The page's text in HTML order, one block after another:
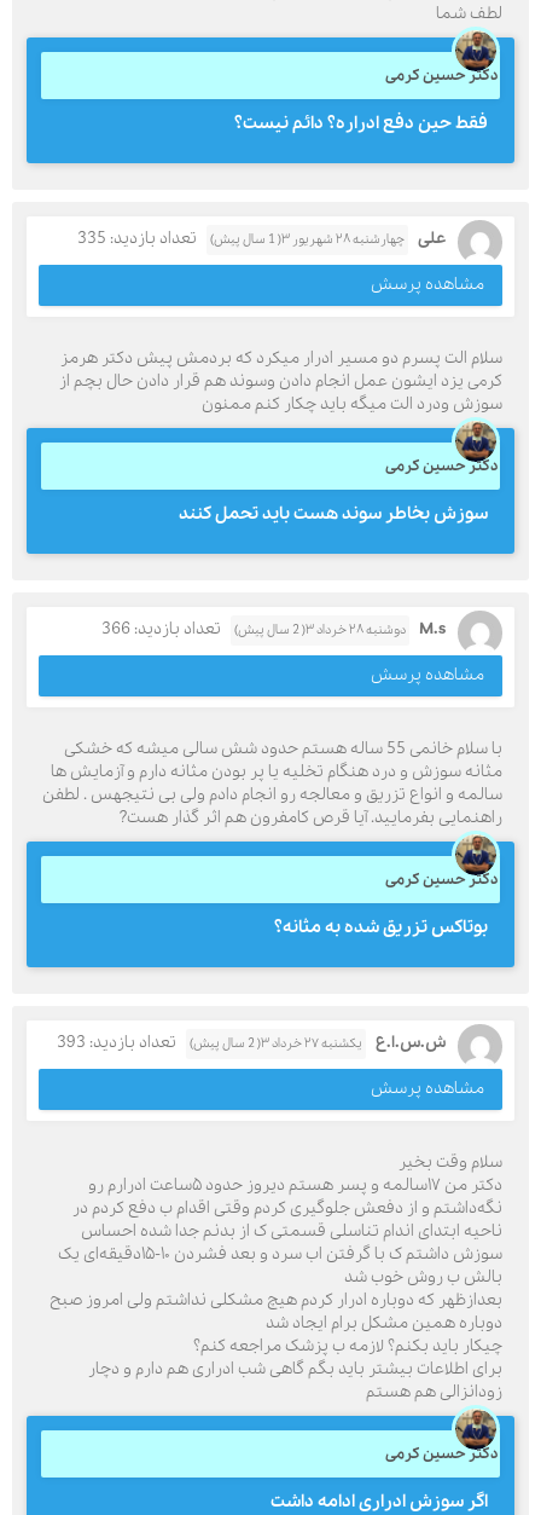
لطف شما
دکتر حسین کرمی
فقط حین دفع ادراره؟ دائم نیست؟
علی چهارشنبه ۲۸ شهریور ۳( 1 سال پیش)
تعداد بازدید: 335
مشاهده پرسش
سلام الت پسرم دو مسیر ادرار میکرد که بردمش پیش دکتر هرمز
کرمی یزد ایشون عمل انجام دادن وسوند هم قرار دادن حال بچم از
سوزش ودرد الت میگه باید چکار کنم ممنون
دکتر حسین کرمی
سوزش بخاطر سوند هست باید تحمل کنند
M.s دوشنبه ۲۸ خرداد ۳( 2 سال پیش)
تعداد بازدید: 366
مشاهده پرسش
با سلام خانمی 55 ساله هستم حدود شش سالی میشه که خشکی
مثانه سوزش و درد هنگام تخلیه یا پر بودن مثانه دارم و آزمایش ها
سالمه و انواع تزریق و معالجه رو انجام دادم ولی بی نتیجهس . لطفن
راهنمایی بفرمایید. آیا قرص کامفرون هم اثر گذار هست?
دکتر حسین کرمی
بوتاکس تزریق شده به مثانه؟
ش.س.ا.ع یکشنبه ۲۷ خرداد ۳( 2 سال پیش)
تعداد بازدید: 393
مشاهده پرسش
سلام وقت بخیر
دکتر من ۱۷سالمه و پسر هستم دیروز حدود ۵ساعت ادرارم رو
نگه‌داشتم و از دفعش جلوگیری کردم وقتی اقدام ب دفع کردم در
ناحیه ابتدای اندام تناسلی قسمتی ک از بدنم جدا شده احساس
سوزش داشتم ک با گرفتن اب سرد و بعد فشردن ۱۰-۱۵دقیقه‌ای یک
بالش ب روش خوب شد
بعدازظهر که دوباره ادرار کردم هیچ مشکلی نداشتم ولی امروز صبح
دوباره همین مشکل برام ایجاد شد
چیکار باید بکنم؟ لازمه ب پزشک مراجعه کنم؟
برای اطلاعات بیشتر باید بگم گاهی شب ادراری هم دارم و دچار
زودانزالی هم هستم
دکتر حسین کرمی
اگر سوزش ادراری ادامه داشت